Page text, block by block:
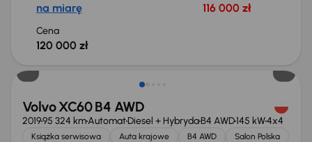
na miarę 116 000 zł
Cena
120 000 zł
Volvo XC60 B4 AWD
201995 324 kmAutomatDiesel + HybrydaB4 AWD145 kW4x4
Książka serwisowa Auta krajowe B4 AWD
Salon Polska